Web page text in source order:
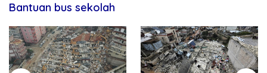
Bantuan bus sekolah